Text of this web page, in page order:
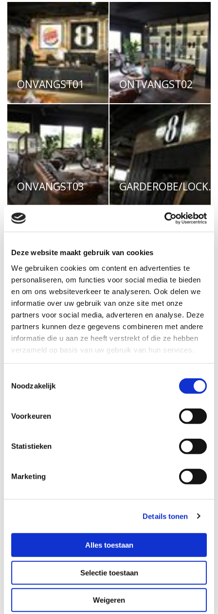
Deze website maakt gebruik van cookies
We gebruiken cookies om content en advertenties te
personaliseren, om functies voor social media te bieden
en om ons websiteverkeer te analyseren. Ook delen we
informatie over uw gebruik van onze site met onze
partners voor social media, adverteren en analyse. Deze
partners kunnen deze gegevens combineren met andere
informatie die u aan ze heeft verstrekt of die ze hebben
verzameld op basis van uw gebruik van hun services.
Noodzakelijk
Voorkeuren
Statistieken
Marketing
Details tonen
Alles toestaan
Selectie toestaan
Weigeren
ONVANGST01 ONTVANGST02
ONVANGST03 GARDEROBE/LOCKERS
DIRECTIE01 DIRECTIE02
DIRECTIE03 BOARDROOM01
VERGADERRUIMTE